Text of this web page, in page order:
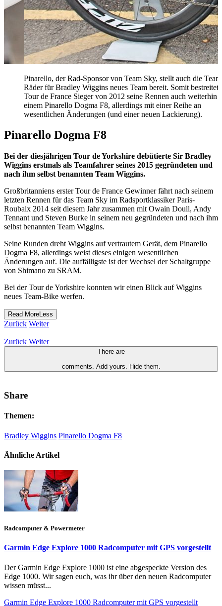
Pinarello, der Rad-Sponsor von Team Sky, stellt auch die
Räder für Bradley Wiggins neues Team bereit. Somit bestreitet
Tour de France Sieger von 2012 seine Rennen auch weiterhin
einem Pinarello Dogma F8, allerdings mit einer Reihe an
wesentlichen Änderungen (und einer neuen Lackierung).
Pinarello Dogma F8
Bei der diesjährigen Tour de Yorkshire debütierte Sir Bradley
Wiggins erstmals als Teamfahrer seines 2015 gegründeten und
nach ihm selbst benannten Team Wiggins.
Großbritanniens erster Tour de France Gewinner fährt nach seinem
letzten Rennen für das Team Sky im Radsportklassiker Paris-
Roubaix 2014 seit diesem Jahr zusammen mit Owain Doull, Andy
Tennant und Steven Burke in seinem neu gegründeten und nach ihm
selbst benannten Team Wiggins.
Seine Runden dreht Wiggins auf vertrautem Gerät, dem Pinarello
Dogma F8, allerdings weist dieses einigen wesentlichen
Änderungen auf. Die auffälligste ist der Wechsel der Schaltgruppe
von Shimano zu SRAM.
Bei der Tour de Yorkshire konnten wir einen Blick auf Wiggins
neues Team-Bike werfen.
Read MoreLess
Zurück Weiter
Zurück Weiter
There are
comments. Add yours. Hide them.
Share
Themen:
Bradley Wiggins Pinarello Dogma F8
Ähnliche Artikel
Radcomputer & Powermeter
Garmin Edge Explore 1000 Radcomputer mit GPS vorgestellt
Der Garmin Edge Explore 1000 ist eine abgespeckte Version des
Edge 1000. Wir sagen euch, was ihr über den neuen Radcomputer
wissen müsst...
Garmin Edge Explore 1000 Radcomputer mit GPS vorgestellt